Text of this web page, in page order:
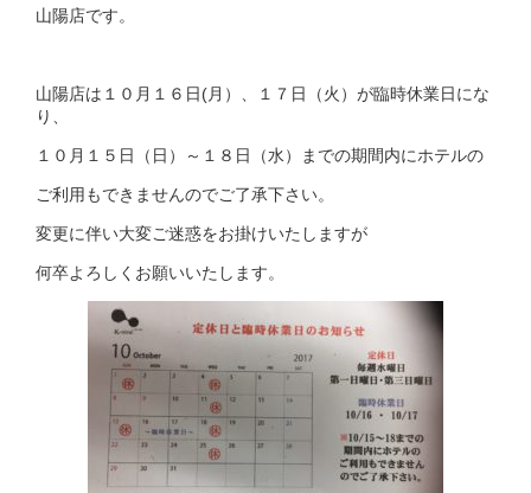
山陽店です。
山陽店は１０月１６日(月）、１７日（火）が臨時休業日にな
り、
１０月１５日（日）～１８日（水）までの期間内にホテルの
ご利用もできませんのでご了承下さい。
変更に伴い大変ご迷惑をお掛けいたしますが
何卒よろしくお願いいたします。